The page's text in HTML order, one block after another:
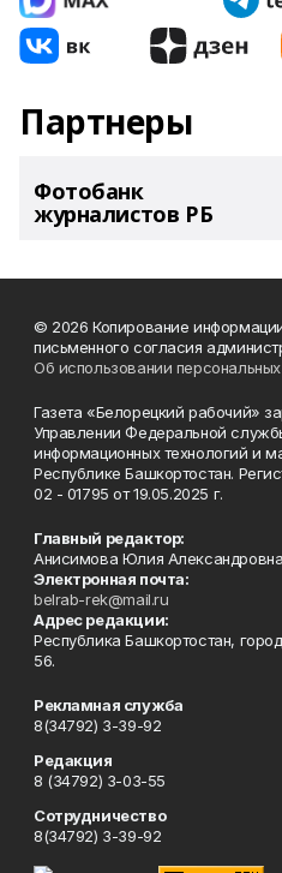
Партнеры
Фотобанк
журналистов РБ
© 2026 Копирование
письменного согласия
Об использовании
Газета «Белорецкий рабочий»
Управлении Федеральной
информационных технологий и
Республике Башкортостан.
02 - 01795 от 19.05.2025 г.
Главный редактор:
Анисимова Юлия Александровна
Электронная почта:
belrab-rek@mail.ru
Адрес редакции:
Республика Башкортостан,
56.
Рекламная служба
8(34792) 3-39-92
Редакция
8 (34792) 3-03-55
Сотрудничество
8(34792) 3-39-92